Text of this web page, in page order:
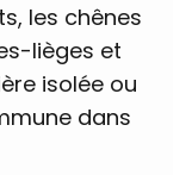
les chênes
lièges et
isolée ou
dans